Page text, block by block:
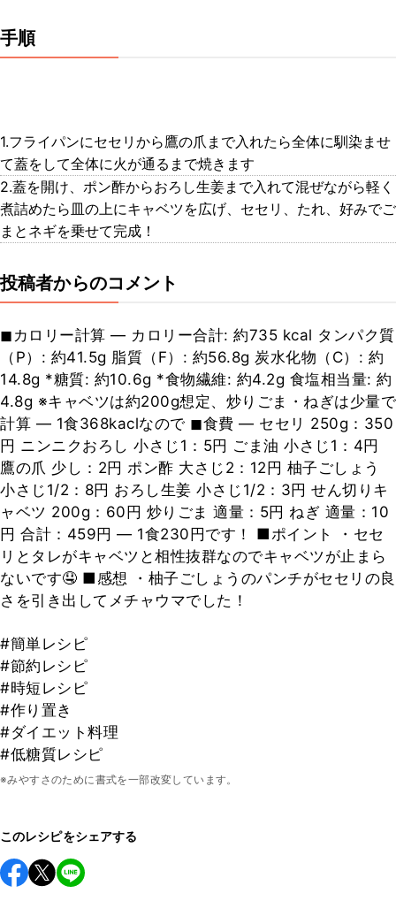
手順
1.フライパンにセセリから鷹の爪まで入れたら全体に馴染ませ
て蓋をして全体に火が通るまで焼きます
2.蓋を開け、ポン酢からおろし生姜まで入れて混ぜながら軽く
煮詰めたら皿の上にキャベツを広げ、セセリ、たれ、好みでご
まとネギを乗せて完成！
投稿者からのコメント
◼︎カロリー計算 — カロリー合計: 約735 kcal タンパク質
（P）: 約41.5g 脂質（F）: 約56.8g 炭水化物（C）: 約
14.8g *糖質: 約10.6g *食物繊維: 約4.2g 食塩相当量: 約
4.8g ※キャベツは約200g想定、炒りごま・ねぎは少量で
計算 — 1食368kaclなので ◼︎食費 — セセリ 250g：350
円 ニンニクおろし 小さじ1：5円 ごま油 小さじ1：4円
鷹の爪 少し：2円 ポン酢 大さじ2：12円 柚子ごしょう
小さじ1/2：8円 おろし生姜 小さじ1/2：3円 せん切りキ
ャベツ 200g：60円 炒りごま 適量：5円 ねぎ 適量：10
円 合計：459円 — 1食230円です！ ■ポイント ・セセ
リとタレがキャベツと相性抜群なのでキャベツが止まら
ないです🤤 ■感想 ・柚子ごしょうのパンチがセセリの良
さを引き出してメチャウマでした！
#簡単レシピ
#節約レシピ
#時短レシピ
#作り置き
#ダイエット料理
#低糖質レシピ
※みやすさのために書式を一部改変しています。
このレシピをシェアする